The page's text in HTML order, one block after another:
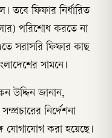
তবে ফিফার নির্ধারিত
পরিশোধ করতে না
সরাসরি ফিফার কাছ
সামনে।
উদ্দিন জানান,
নির্দেশনা
যোগাযোগ করা হয়েছে।